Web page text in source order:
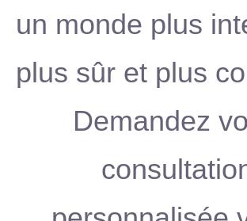
un monde plus
plus sûr et plus
Demandez